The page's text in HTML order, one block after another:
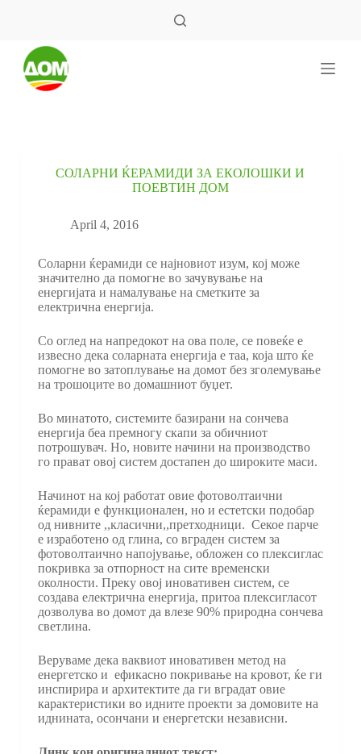
СОЛАРНИ ЌЕРАМИДИ ЗА ЕКОЛОШКИ И
ПОЕВТИН ДОМ
April 4, 2016
Соларни ќерамиди се најновиот изум, кој може
значително да помогне во зачувување на
енергијата и намалување на сметките за
електрична енергија.
Со оглед на напредокот на ова поле, се повеќе е
извесно дека соларната енергија е таа, која што ќе
помогне во затоплување на домот без зголемување
на трошоците во домашниот буџет.
Во минатото, системите базирани на сончева
енергија беа премногу скапи за обичниот
потрошувач. Но, новите начини на производство
го прават овој систем достапен до широките маси.
Начинот на кој работат овие фотоволтаични
ќерамиди е функционален, но и естетски подобар
од нивните ,,класични,,претходници. Секое парче
е изработено од глина, со вграден систем за
фотоволтаично напојување, обложен со плексиглас
покривка за отпорност на сите временски
околности. Преку овој иновативен систем, се
создава електрична енергија, притоа плексигласот
дозволува во домот да влезе 90% природна сончева
светлина.
Веруваме дека ваквиот иновативен метод на
енергетско и ефикасно покривање на кровот, ќе ги
инспирира и архитектите да ги вградат овие
карактеристики во идните проекти за домовите на
иднината, осончани и енергетски независни.